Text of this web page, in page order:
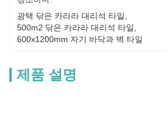
광택 닦은 카라라 대리석 타일
500m2 닦은 카라라 대리석 타일
600x1200mm 자기 바닥과 벽 타일
제품 설명